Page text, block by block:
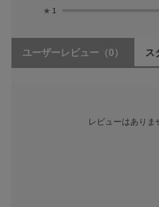
★ 1
ユーザーレビュー （0） ス
レビューはありま